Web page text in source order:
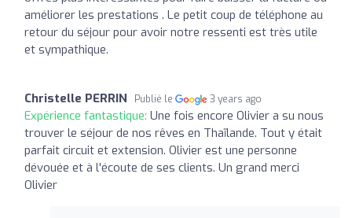
améliorer les prestations . Le petit coup de téléphone au
retour du séjour pour avoir notre ressenti est très utile
et sympathique.
Christelle PERRIN Publié le 3 years ago
Expérience fantastique: Une fois encore Olivier a su nous
trouver le séjour de nos rêves en Thaïlande. Tout y était
parfait circuit et extension. Olivier est une personne
dévouée et à l'écoute de ses clients. Un grand merci
Olivier